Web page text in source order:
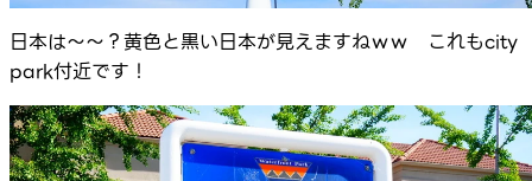
日本は～～？黄色と黒い日本が見えますねｗｗ これもcity
park付近です！